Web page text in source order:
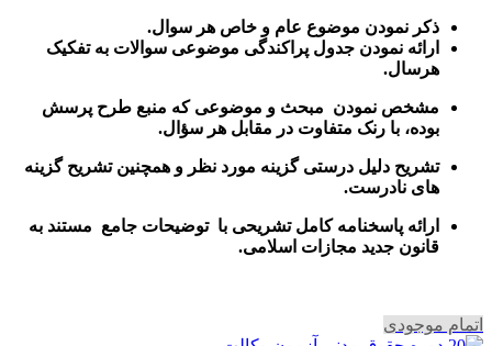
ذکر نمودن موضوع عام و خاص هر سوال.
ارائه نمودن جدول پراکندگی موضوعی سوالات به تفکیک
هرسال.
مشخص نمودن مبحث و موضوعی که منبع طرح پرسش
بوده، با رنک متفاوت در مقابل هر سؤال.
تشریح دلیل درستی گزینه مورد نظر و همچنین تشریح گزینه
های نادرست.
ارائه پاسخنامه کامل تشریحی با توضیحات جامع مستند به
قانون جدید مجازات اسلامی.
اتمام موجودی